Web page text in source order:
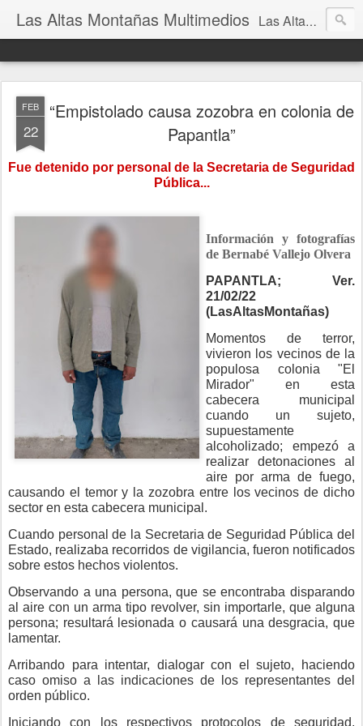
Las Altas Montañas Multimedios Las Altas Montañas Multimedios
FEB
22
“Empistolado causa zozobra en colonia de
Papantla”
Fue detenido por personal de la Secretaria de Seguridad
Pública...
Información y fotografías
de Bernabé Vallejo Olvera
PAPANTLA; Ver.
21/02/22
(LasAltasMontañas)
Momentos de terror,
vivieron los vecinos de la
populosa colonia "El
Mirador" en esta
cabecera municipal
cuando un sujeto,
supuestamente
alcoholizado; empezó a
realizar detonaciones al
aire por arma de fuego,
causando el temor y la zozobra entre los vecinos de dicho
sector en esta cabecera municipal.
Cuando personal de la Secretaria de Seguridad Pública del
Estado, realizaba recorridos de vigilancia, fueron notificados
sobre estos hechos violentos.
Observando a una persona, que se encontraba disparando
al aire con un arma tipo revolver, sin importarle, que alguna
persona; resultará lesionada o causará una desgracia, que
lamentar.
Arribando para intentar, dialogar con el sujeto, haciendo
caso omiso a las indicaciones de los representantes del
orden público.
Iniciando con los respectivos protocolos de seguridad,